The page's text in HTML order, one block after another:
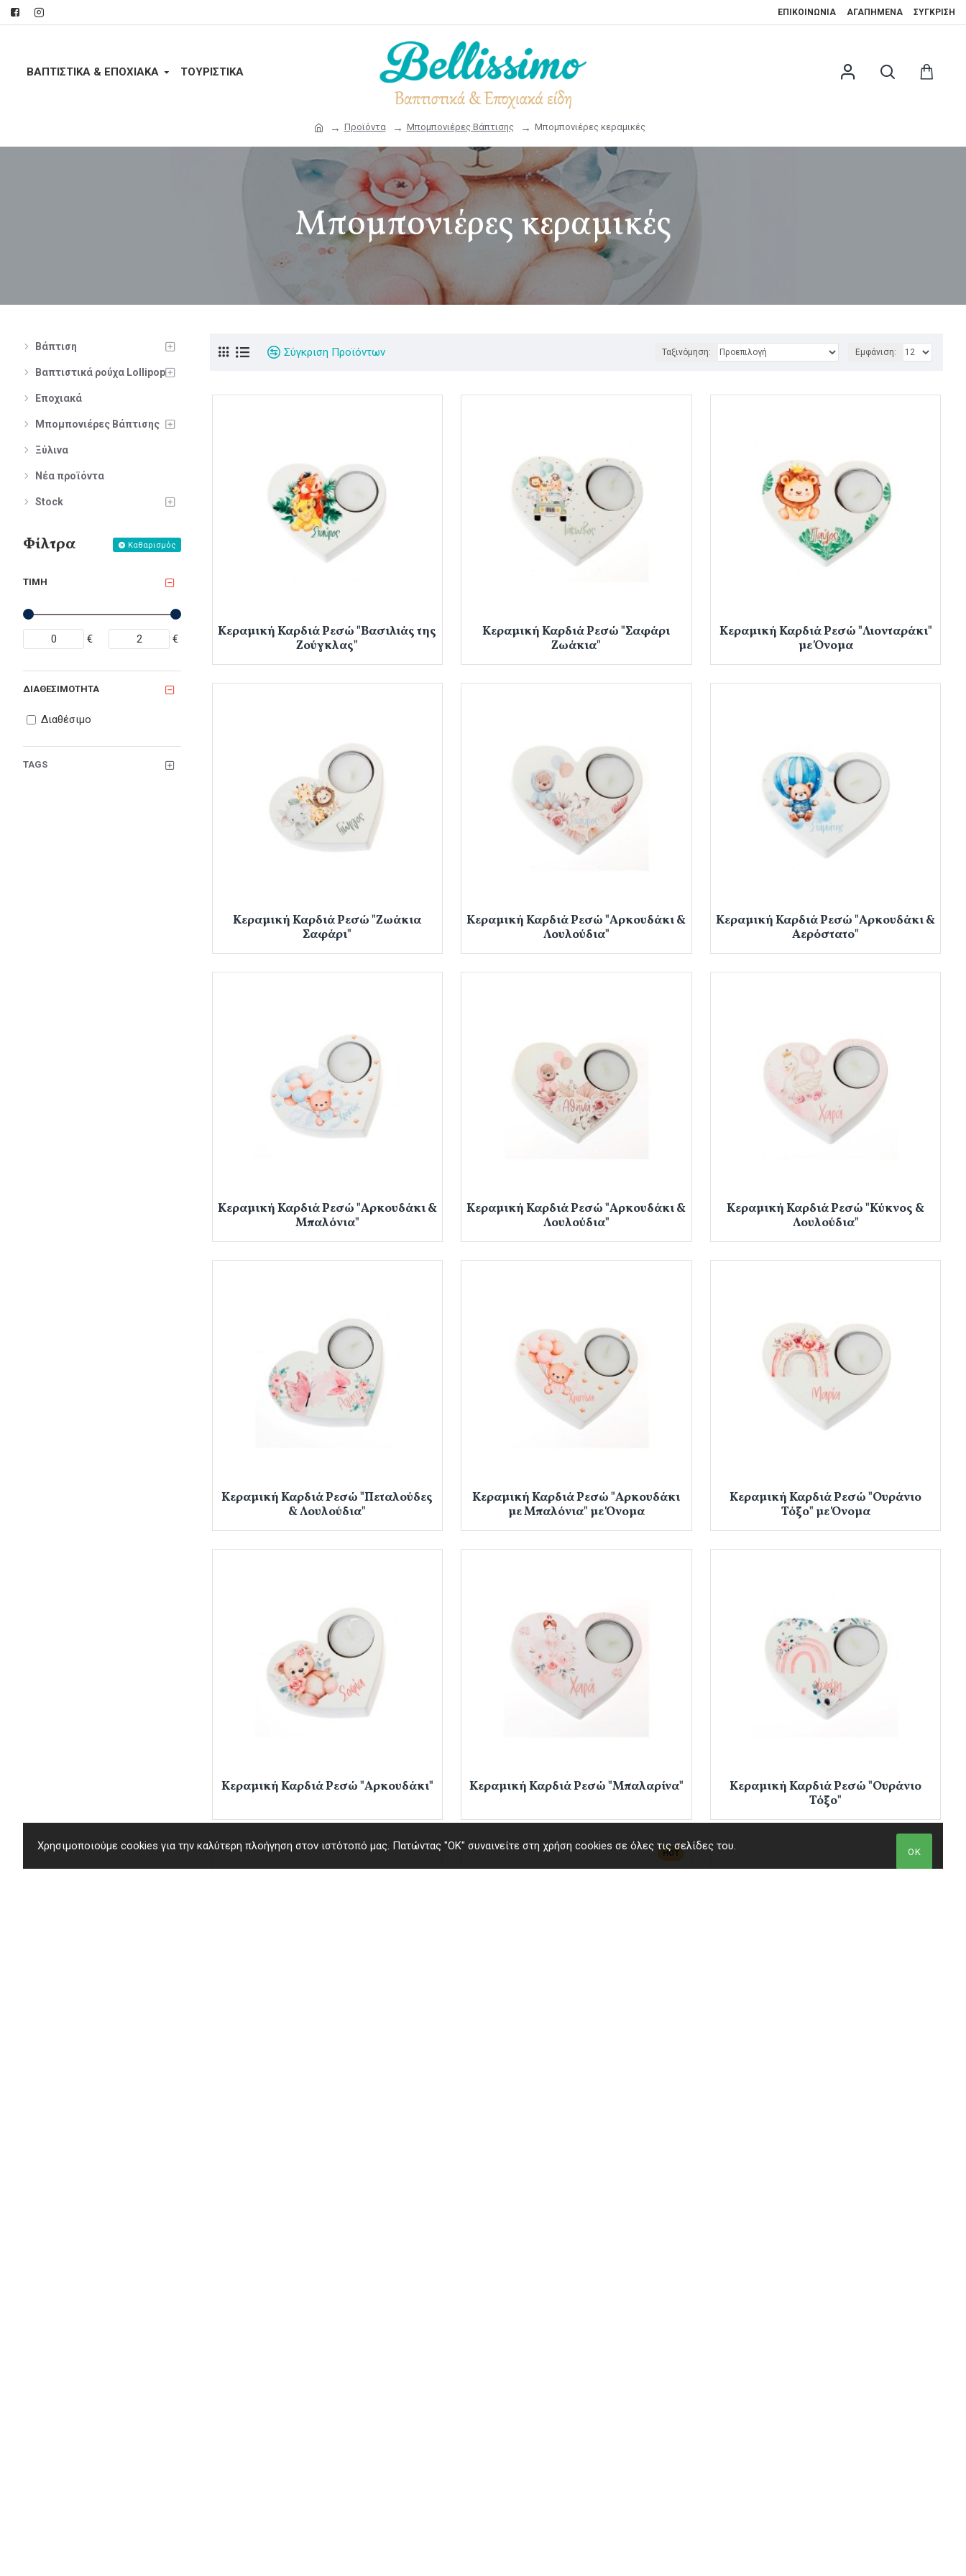
ΕΠΙΚΟΙΝΩΝΊΑ ΑΓΑΠΗΜΈΝΑ ΣΎΓΚΡΙΣΗ
ΒΑΠΤΙΣΤΙΚΑ & ΕΠΟΧΙΑΚΑ ΤΟΥΡΙΣΤΙΚΆ
Προϊόντα Μπομπονιέρες Βάπτισης Μπομπονιέρες κεραμικές
Μπομπονιέρες κεραμικές
Βάπτιση
Βαπτιστικά ρούχα Lollipop
Εποχιακά
Μπομπονιέρες Βάπτισης
Ξύλινα
Νέα προϊόντα
Stock
Φίλτρα Καθαρισμός
ΤΙΜΉ
€ €
TAGS
ΔΙΑΘΕΣΙΜΌΤΗΤΑ
Διαθέσιμο
Σύγκριση Προϊόντων Ταξινόμηση: Εμφάνιση:
Κεραμική Καρδιά Ρεσώ "Βασιλιάς της
Ζούγκλας"
Κεραμική Καρδιά Ρεσώ "Σαφάρι
Ζωάκια"
Κεραμική Καρδιά Ρεσώ "Λιονταράκι"
με Όνομα
Κεραμική Καρδιά Ρεσώ "Ζωάκια
Σαφάρι"
Κεραμική Καρδιά Ρεσώ "Αρκουδάκι &
Λουλούδια"
Κεραμική Καρδιά Ρεσώ "Αρκουδάκι &
Αερόστατο"
Κεραμική Καρδιά Ρεσώ "Αρκουδάκι &
Μπαλόνια"
Κεραμική Καρδιά Ρεσώ "Αρκουδάκι &
Λουλούδια"
Κεραμική Καρδιά Ρεσώ "Κύκνος &
Λουλούδια"
Κεραμική Καρδιά Ρεσώ "Πεταλούδες
& Λουλούδια"
Κεραμική Καρδιά Ρεσώ "Αρκουδάκι
με Μπαλόνια" με Όνομα
Κεραμική Καρδιά Ρεσώ "Ουράνιο
Τόξο" με Όνομα
Κεραμική Καρδιά Ρεσώ "Αρκουδάκι" Κεραμική Καρδιά Ρεσώ "Μπαλαρίνα"
Κεραμική Καρδιά Ρεσώ "Ουράνιο
Τόξο"
HOT ΟΚ
Χρησιμοποιούμε cookies για την καλύτερη πλοήγηση στον ιστότοπό μας. Πατώντας "ΟΚ" συναινείτε στη χρήση cookies σε όλες τις σελίδες του.